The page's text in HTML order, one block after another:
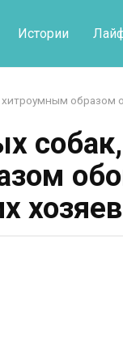
Истории
образом
хозяев